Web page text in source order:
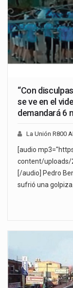
“Con
se ve en el
demandará 6
La Unión R800
[audio
content/uploads/
[/audio] Pedro
sufrió una golpiza…